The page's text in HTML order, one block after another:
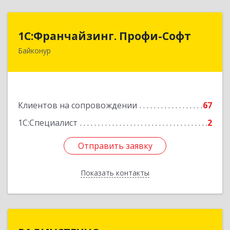
1С:Франчайзинг. Профи-Софт
Байконур
Клиентов на сопровождении
67
1С:Специалист
2
Отправить заявку
Показать контакты
1С:Франчайзинг. Профи-Софт
468320, Байконур г, Ленина ул, дом № 10,
Отправить заявку
Назад